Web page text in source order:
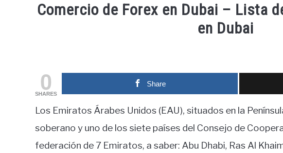
Comercio de Forex en Dubai – Lista
en Dubai
in
financiera
0
SHARES
Share
Los Emiratos Árabes Unidos (EAU), situados en la
soberano y uno de los siete países del Consejo de
federación de 7 Emiratos, a saber: Abu Dhabi, Ras Al